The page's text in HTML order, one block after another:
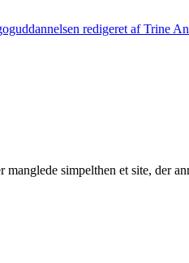
redigeret af Trine
simpelthen et site, der